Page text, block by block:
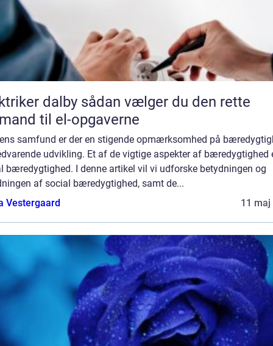
sådan vælger du den rette
til el-opgaverne
samfund er der en stigende opmærksomhed på
udvikling. Et af de vigtige aspekter af bæredygtighed
bæredygtighed. I denne artikel vil vi udforske betydningen og
af social bæredygtighed, samt de...
Vestergaard
11 maj